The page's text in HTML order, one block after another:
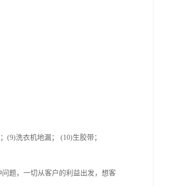
(9)洗衣机地漏； (10)生胶带；
题，一切从客户的利益出发，想客